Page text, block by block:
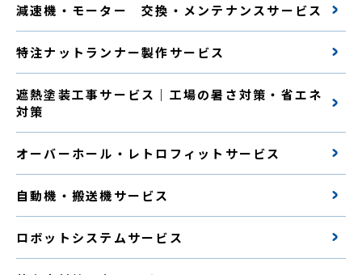
減速機・モーター 交換・メンテナンスサービス
特注ナットランナー製作サービス
遮熱塗装工事サービス｜工場の暑さ対策・省エネ
対策
オーバーホール・レトロフィットサービス
自動機・搬送機サービス
ロボットシステムサービス